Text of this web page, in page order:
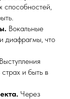
способностей,
Вокальные
диафрагмы, что
Выступления
и быть в
Через